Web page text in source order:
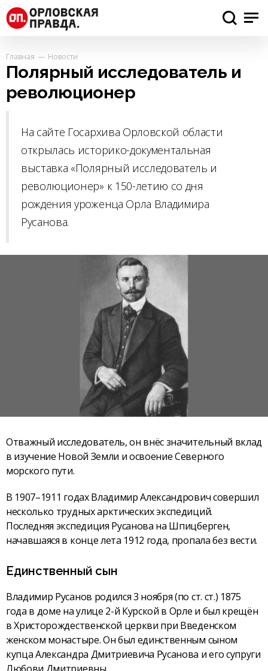
Главная Новости
Полярный исследователь и
революционер
На сайте Госархива Орловской области
открылась историко-документальная
выставка «Полярный исследователь и
революционер» к 150-летию со дня
рождения уроженца Орла Владимира
Русанова.
Отважный исследователь, он внёс значительный вклад
в изучение Новой Земли и освоение Северного
морского пути.
В 1907–1911 годах Владимир Александрович совершил
несколько трудных арктических экспедиций.
Последняя экспедиция Русанова на Шпицберген,
начавшаяся в конце лета 1912 года, пропала без вести.
Единственный сын
Владимир Русанов родился 3 ноября (по ст. ст.) 1875
года в доме на улице 2-й Курской в Орле и был крещён
в Христорождественской церкви при Введенском
женском монастыре. Он был единственным сыном
купца Александра Дмитриевича Русанова и его супруги